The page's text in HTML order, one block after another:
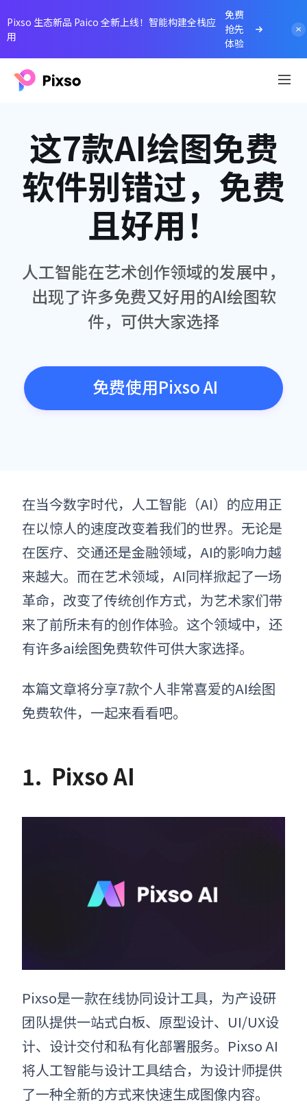
Pixso 生态新品 Paico 全新上线！智能构建全栈应
用
免费
抢先
体验
这7款AI绘图免费
软件别错过，免费
且好用！
人工智能在艺术创作领域的发展中，
出现了许多免费又好用的AI绘图软
件，可供大家选择
免费使用Pixso AI
在当今数字时代，人工智能（AI）的应用正
在以惊人的速度改变着我们的世界。无论是
在医疗、交通还是金融领域，AI的影响力越
来越大。而在艺术领域，AI同样掀起了一场
革命，改变了传统创作方式，为艺术家们带
来了前所未有的创作体验。这个领域中，还
有许多ai绘图免费软件可供大家选择。
本篇文章将分享7款个人非常喜爱的AI绘图
免费软件，一起来看看吧。
1. Pixso AI
Pixso是一款在线协同设计工具，为产设研
团队提供一站式白板、原型设计、UI/UX设
计、设计交付和私有化部署服务。Pixso AI
将人工智能与设计工具结合，为设计师提供
了一种全新的方式来快速生成图像内容。